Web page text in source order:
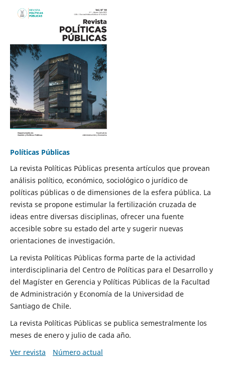
Políticas Públicas
La revista Políticas Públicas presenta artículos que provean
análisis político, económico, sociológico o jurídico de
políticas públicas o de dimensiones de la esfera pública. La
revista se propone estimular la fertilización cruzada de
ideas entre diversas disciplinas, ofrecer una fuente
accesible sobre su estado del arte y sugerir nuevas
orientaciones de investigación.
La revista Políticas Públicas forma parte de la actividad
interdisciplinaria del Centro de Políticas para el Desarrollo y
del Magíster en Gerencia y Políticas Públicas de la Facultad
de Administración y Economía de la Universidad de
Santiago de Chile.
La revista Políticas Públicas se publica semestralmente los
meses de enero y julio de cada año.
Ver revista
Número actual